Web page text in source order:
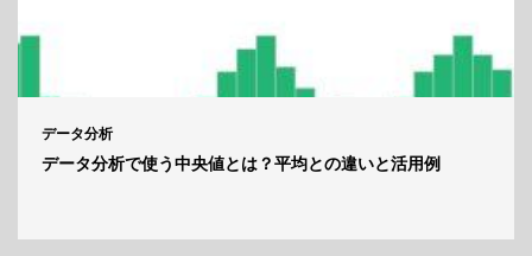
データ分析
データ分析で使う中央値とは？平均との違いと活用例